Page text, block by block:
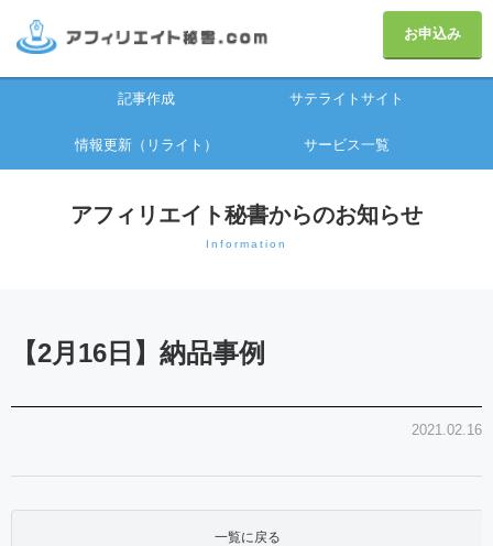
お申込み
記事作成 サテライトサイト
情報更新（リライト） サービス一覧
アフィリエイト秘書からのお知らせ
Information
【2月16日】納品事例
2021.02.16
一覧に戻る